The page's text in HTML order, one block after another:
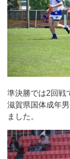
準決勝では2回戦
滋賀県国体成年
ました。